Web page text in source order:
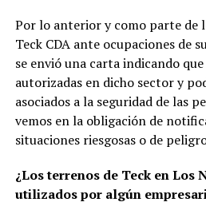
Por lo anterior y como parte de
Teck CDA ante ocupaciones de
se envió una carta indicando
autorizadas en dicho sector y
asociados a la seguridad de las
vemos en la obligación de
situaciones riesgosas o de
¿Los terrenos de Teck en Los
utilizados por algún